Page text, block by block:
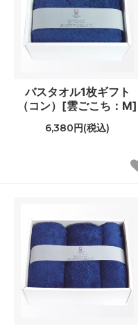
バスタオル1枚ギフト
（コン）[雲ごこち：M]
6,380円(税込)